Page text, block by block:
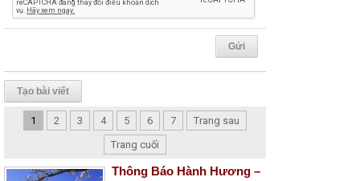
Tạo bài viết
1 2 3 4 5 6 7
Trang sau
Trang cuối
Thông Báo Hành Hương –